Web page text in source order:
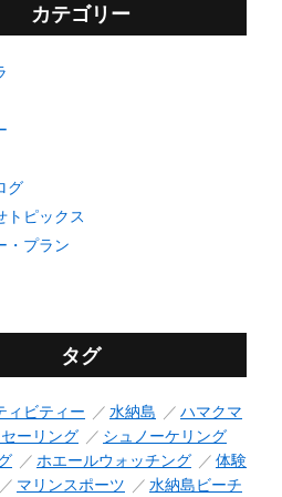
カテゴリー
グ
トピックス
・プラン
タグ
ィビティー 水納島
ハマクマ
ーリング
シュノーケリング
ホエールウォッチング
体験
マリンスポーツ 水納島ビーチ